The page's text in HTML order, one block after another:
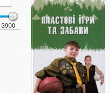
3900